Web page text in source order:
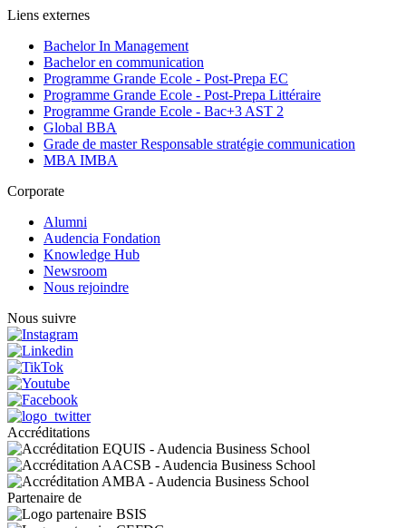
Liens externes
Bachelor In Management
Bachelor en communication
Programme Grande Ecole - Post-Prepa EC
Programme Grande Ecole - Post-Prepa Littéraire
Programme Grande Ecole - Bac+3 AST 2
Global BBA
Grade de master Responsable stratégie communication
MBA IMBA
Corporate
Alumni
Audencia Fondation
Knowledge Hub
Newsroom
Nous rejoindre
Nous suivre
Accréditations
Partenaire de